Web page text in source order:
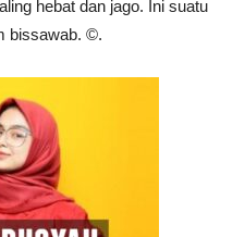
hebat dan jago. Ini suatu
bissawab. ©️.